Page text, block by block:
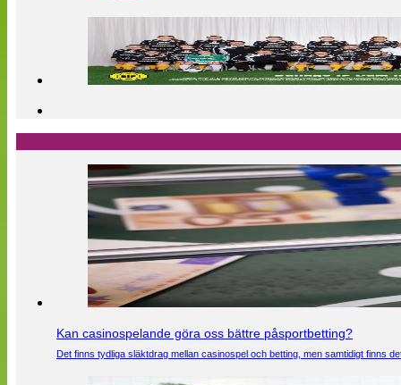
Kan casinospelande göra oss bättre påsportbetting?
Det finns tydliga släktdrag mellan casinospel och betting, men samtidigt finns